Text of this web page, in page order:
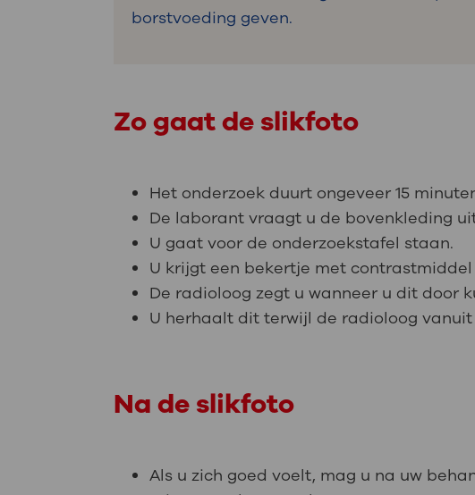
borstvoeding geven.
Zo gaat de slikfoto
Het onderzoek duurt ongeveer 15
De laborant vraagt u de bovenkleding
U gaat voor de onderzoekstafel staan.
U krijgt een bekertje met
De radioloog zegt u wanneer u dit door
U herhaalt dit terwijl de radioloog
Na de slikfoto
Als u zich goed voelt, mag u na uw